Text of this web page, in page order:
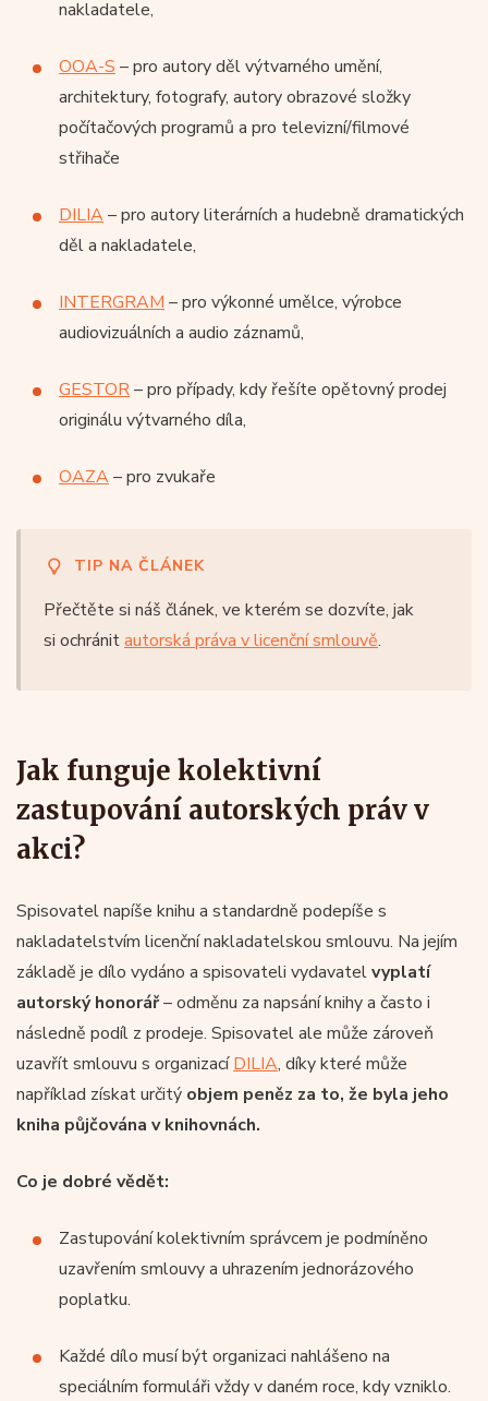
nakladatele,
OOA-S – pro autory děl výtvarného umění,
architektury, fotografy, autory obrazové složky
počítačových programů a pro televizní/filmové
střihače
DILIA– pro autory literárních a hudebně dramatických
děl a nakladatele,
INTERGRAM – pro výkonné umělce, výrobce
audiovizuálních a audio záznamů,
GESTOR– pro případy, kdy řešíte opětovný prodej
originálu výtvarného díla,
OAZA– pro zvukaře
TIP NA ČLÁNEK
Přečtěte si náš článek, ve kterém se dozvíte, jak
si ochránitautorská práva v licenční smlouvě.
Jak funguje kolektivní
zastupování autorských práv v
akci?
Spisovatel napíše knihu a standardně podepíše s
nakladatelstvím licenční nakladatelskou smlouvu. Na jejím
základě je dílo vydáno a spisovateli vydavatelvyplatí
autorský honorář– odměnu za napsání knihy a často i
následně podíl z prodeje. Spisovatel ale může zároveň
uzavřít smlouvu s organizacíDILIA, díky které může
například získat určitý objem peněz za to, že byla jeho
kniha půjčována v knihovnách.
Co je dobré vědět:
Zastupování kolektivním správcem je podmíněno
uzavřením smlouvy a uhrazením jednorázového
poplatku.
Každé dílo musí být organizaci nahlášeno na
speciálním formuláři vždy v daném roce, kdy vzniklo.